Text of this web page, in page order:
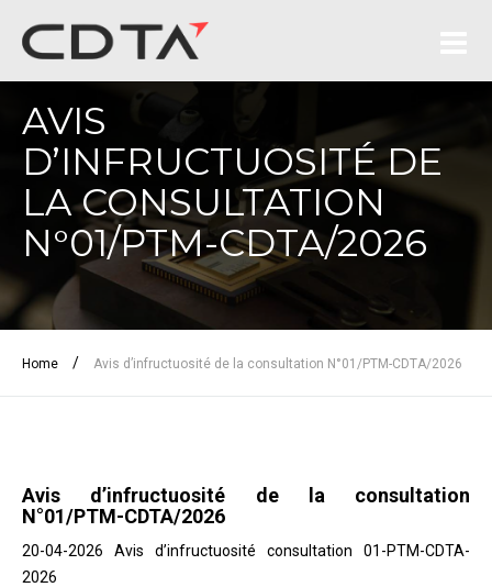
AVIS
D’INFRUCTUOSITÉ DE
LA CONSULTATION
N°01/PTM-CDTA/2026
Home / Avis d’infructuosité de la consultation N°01/PTM-CDTA/2026
Avis d’infructuosité de la consultation
N°01/PTM-CDTA/2026
20-04-2026 Avis d’infructuosité consultation 01-PTM-CDTA-
2026